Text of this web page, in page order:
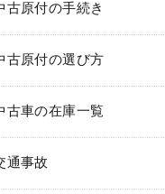
古原付の手続き
古原付の選び方
古車の在庫一覧
通事故